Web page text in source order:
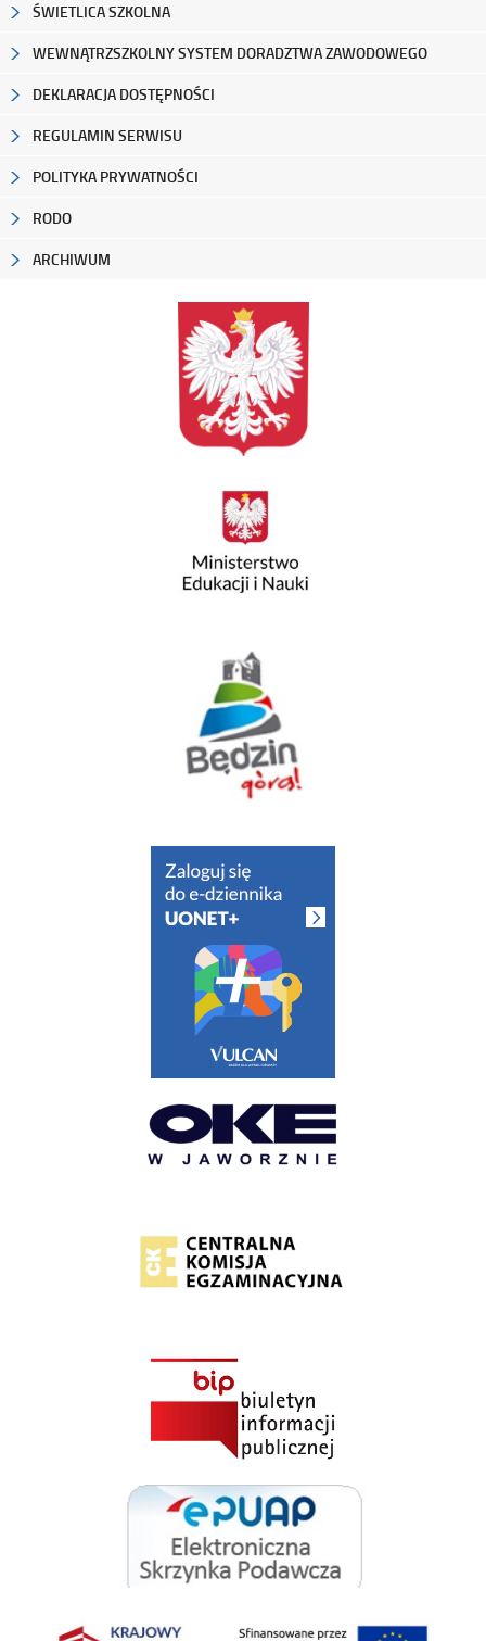
ŚWIETLICA SZKOLNA
WEWNĄTRZSZKOLNY SYSTEM DORADZTWA ZAWODOWEGO
DEKLARACJA DOSTĘPNOŚCI
REGULAMIN SERWISU
POLITYKA PRYWATNOŚCI
RODO
ARCHIWUM